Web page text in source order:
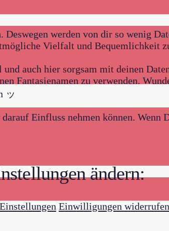
werden von dir so wenig
Vielfalt und Bequemlichkeit
auch hier sorgsam mit deinen
Fantasienamen zu verwenden.
ッ
Einfluss nehmen können.
ändern:
Einwilligungen widerrufen